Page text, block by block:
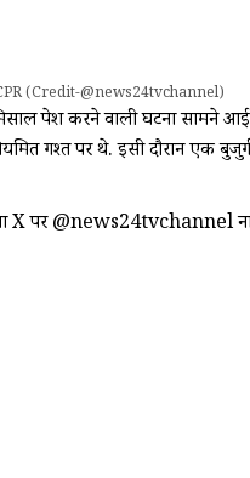
(Credit-@news24tvchannel)
करने वाली घटना सामने आई है.
गश्त पर थे. इसी दौरान एक
X पर